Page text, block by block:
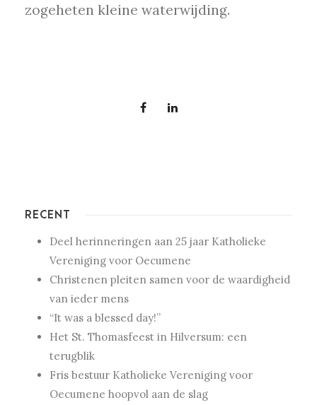
zogeheten kleine waterwijding.
RECENT
Deel herinneringen aan 25 jaar Katholieke
Vereniging voor Oecumene
Christenen pleiten samen voor de waardigheid
van ieder mens
“It was a blessed day!”
Het St. Thomasfeest in Hilversum: een
terugblik
Fris bestuur Katholieke Vereniging voor
Oecumene hoopvol aan de slag